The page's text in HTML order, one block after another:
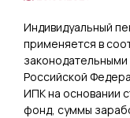
Индивидуальный
применяется в
Российской
ИПК на основании
фонд, суммы